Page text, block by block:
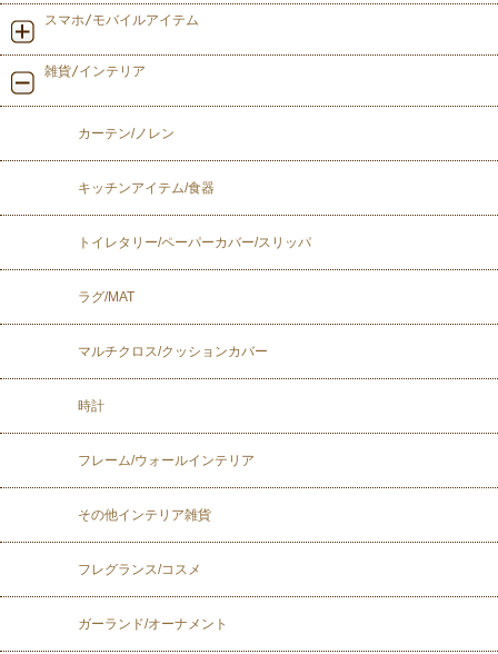
スマホ/モバイルアイテム
雑貨/インテリア
カーテン/ノレン
キッチンアイテム/食器
トイレタリー/ペーパーカバー/スリッパ
ラグ/MAT
マルチクロス/クッションカバー
時計
フレーム/ウォールインテリア
その他インテリア雑貨
フレグランス/コスメ
ガーランド/オーナメント